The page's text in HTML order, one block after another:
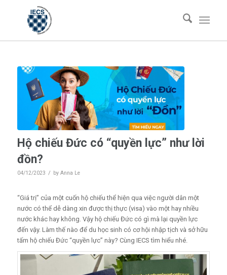
Hộ chiếu Đức có “quyền lực” như lời
đồn?
04/12/2023 / by Anna Le
“Giá trị” của một cuốn hộ chiếu thể hiện qua việc người dân một
nước có thể dễ dàng xin được thị thực (visa) vào một hay nhiều
nước khác hay không. Vậy hộ chiếu Đức có gì mà lại quyền lực
đến vậy. Làm thế nào để du học sinh có cơ hội nhập tịch và sở hữu
tấm hộ chiếu Đức “quyền lực” này? Cùng IECS tìm hiểu nhé.